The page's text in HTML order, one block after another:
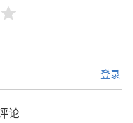
登录
论